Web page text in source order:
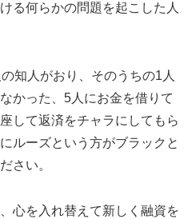
る何らかの問題を起こした人
知人がおり、そのうちの1人
かった、5人にお金を借りて
して返済をチャラにしてもら
ルーズという方がブラックと
さい。
心を入れ替えて新しく融資を